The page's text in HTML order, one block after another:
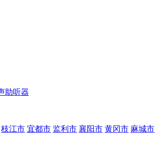
助听器
枝江市 宜都市 监利市 襄阳市 黄冈市 麻城市